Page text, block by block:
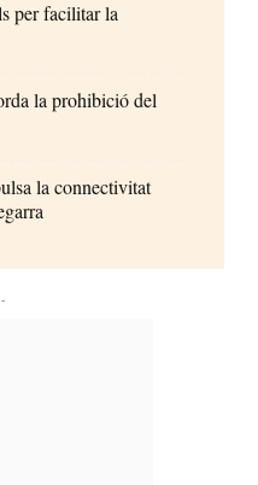
per facilitar la
la prohibició del
la connectivitat